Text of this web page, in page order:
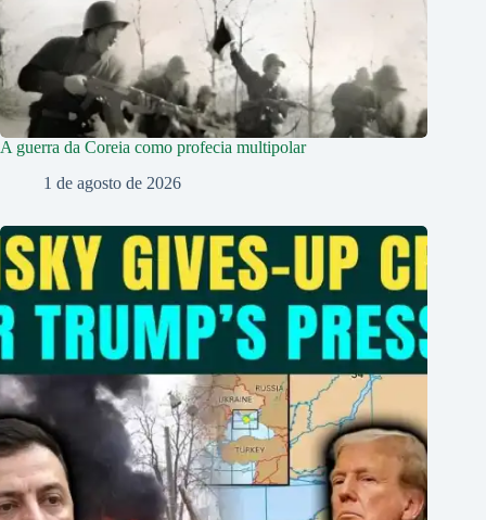
A guerra da Coreia como profecia multipolar
1 de agosto de 2026